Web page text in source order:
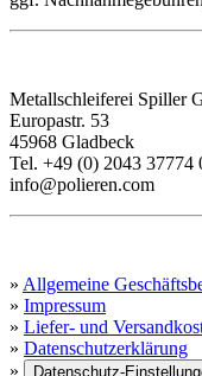
Metallschleiferei Spiller
Europastr. 53
45968 Gladbeck
Tel. +49 (0) 2043 37774
info@polieren.com
» Allgemeine
» Impressum
» Liefer- und
» Datenschutzerklärung
»
Datenschutz-